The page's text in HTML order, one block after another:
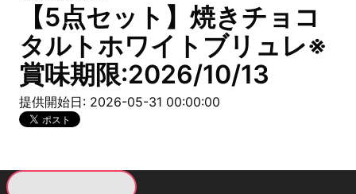
【5点セット】焼きチョコ
タルトホワイトブリュレ※
賞味期限:2026/10/13
提供開始日: 2026-05-31 00:00:00